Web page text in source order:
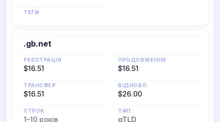
ТЕГИ
.gb.net
РЕЄСТРАЦІЯ
$16.51
ПРОДОВЖЕННЯ
$16.51
ТРАНСФЕР
$16.51
ВІДНОВЛ.
$26.00
СТРОК
1–10 років
ТИП
gTLD